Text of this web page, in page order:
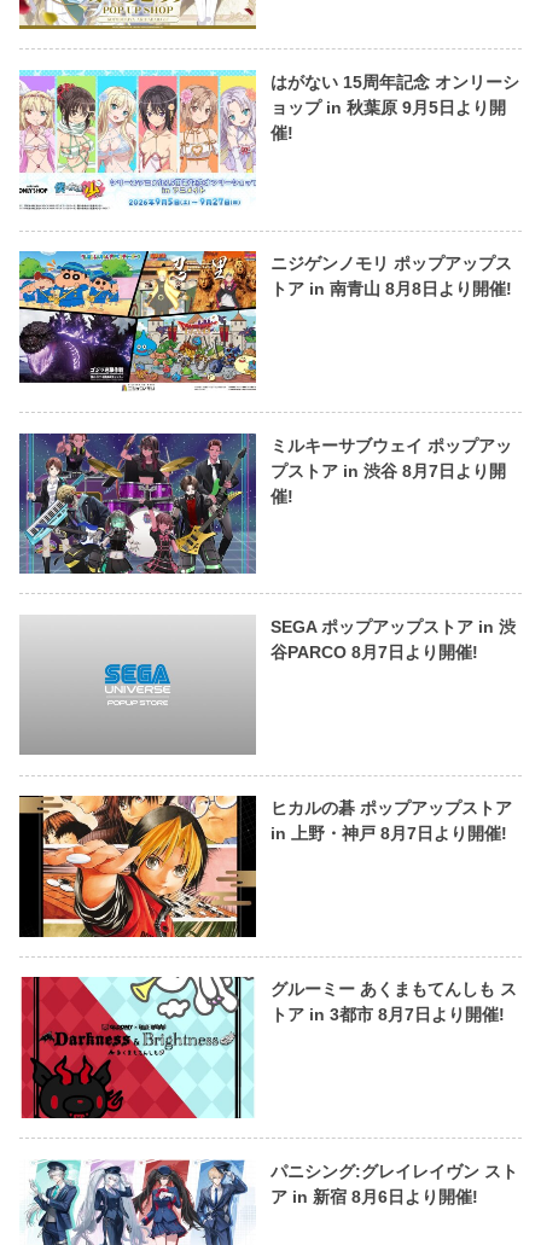
はがない 15周年記念 オンリーシ
ョップ in 秋葉原 9月5日より開
催!
ニジゲンノモリ ポップアップス
トア in 南青山 8月8日より開催!
ミルキーサブウェイ ポップアッ
プストア in 渋谷 8月7日より開
催!
SEGA ポップアップストア in 渋
谷PARCO 8月7日より開催!
ヒカルの碁 ポップアップストア
in 上野・神戸 8月7日より開催!
グルーミー あくまもてんしも ス
トア in 3都市 8月7日より開催!
パニシング:グレイレイヴン スト
ア in 新宿 8月6日より開催!